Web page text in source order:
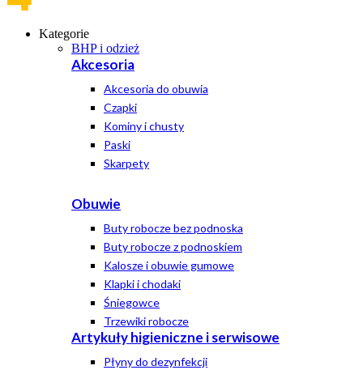
Kategorie
BHP i odzież
Akcesoria
Akcesoria do obuwia
Czapki
Kominy i chusty
Paski
Skarpety
Obuwie
Buty robocze bez podnoska
Buty robocze z podnoskiem
Kalosze i obuwie gumowe
Klapki i chodaki
Śniegowce
Trzewiki robocze
Artykuły higieniczne i serwisowe
Płyny do dezynfekcji